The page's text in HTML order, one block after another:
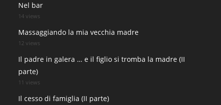
Nel bar
14 views
Massaggiando la mia vecchia madre
12 views
Il padre in galera … e il figlio si tromba la madre (II
parte)
11 views
Il cesso di famiglia (II parte)